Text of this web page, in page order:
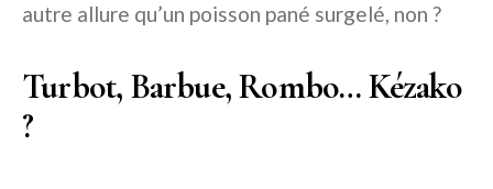
autre allure qu’un poisson pané surgelé, non ?
Turbot, Barbue, Rombo… Kézako
?